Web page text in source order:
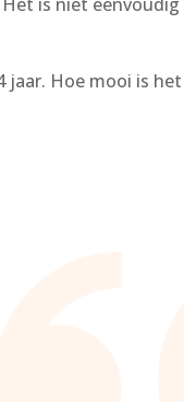
jaar. Hoe mooi is